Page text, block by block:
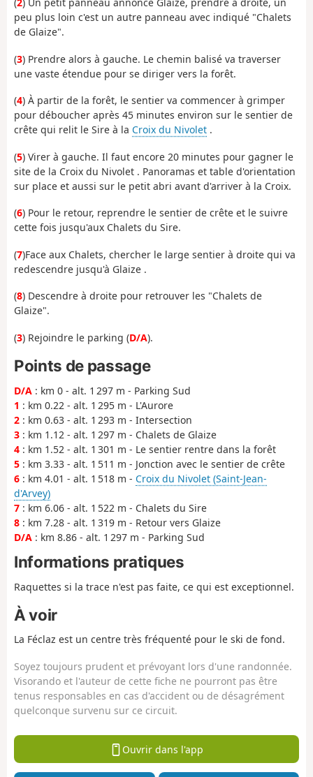
(2) Un petit panneau annonce Glaize, prendre à droite, un
peu plus loin c'est un autre panneau avec indiqué "Chalets
de Glaize".
(3) Prendre alors à gauche. Le chemin balisé va traverser
une vaste étendue pour se diriger vers la forêt.
(4) À partir de la forêt, le sentier va commencer à grimper
pour déboucher après 45 minutes environ sur le sentier de
crête qui relit le Sire à la Croix du Nivolet .
(5) Virer à gauche. Il faut encore 20 minutes pour gagner le
site de la Croix du Nivolet . Panoramas et table d'orientation
sur place et aussi sur le petit abri avant d'arriver à la Croix.
(6) Pour le retour, reprendre le sentier de crête et le suivre
cette fois jusqu'aux Chalets du Sire.
(7)Face aux Chalets, chercher le large sentier à droite qui va
redescendre jusqu'à Glaize .
(8) Descendre à droite pour retrouver les "Chalets de
Glaize".
(3) Rejoindre le parking (D/A).
Points de passage
D/A : km 0 - alt. 1 297 m - Parking Sud
1 : km 0.22 - alt. 1 295 m - L'Aurore
2 : km 0.63 - alt. 1 293 m - Intersection
3 : km 1.12 - alt. 1 297 m - Chalets de Glaize
4 : km 1.52 - alt. 1 301 m - Le sentier rentre dans la forêt
5 : km 3.33 - alt. 1 511 m - Jonction avec le sentier de crête
6 : km 4.01 - alt. 1 518 m - Croix du Nivolet (Saint-Jean-
d'Arvey)
7 : km 6.06 - alt. 1 522 m - Chalets du Sire
8 : km 7.28 - alt. 1 319 m - Retour vers Glaize
D/A : km 8.86 - alt. 1 297 m - Parking Sud
Informations pratiques
Raquettes si la trace n'est pas faite, ce qui est exceptionnel.
À voir
La Féclaz est un centre très fréquenté pour le ski de fond.
Soyez toujours prudent et prévoyant lors d'une randonnée.
Visorando et l'auteur de cette fiche ne pourront pas être
tenus responsables en cas d'accident ou de désagrément
quelconque survenu sur ce circuit.
Ouvrir dans l'app